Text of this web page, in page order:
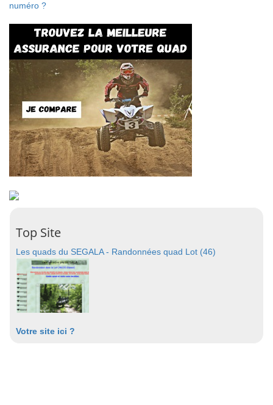
numéro ?
Top Site
Les quads du SEGALA - Randonnées quad Lot (46)
Votre site ici ?